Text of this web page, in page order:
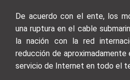
De acuerdo con el ente, los
una ruptura en el cable
la nación con la red
reducción de
servicio de Internet en todo el